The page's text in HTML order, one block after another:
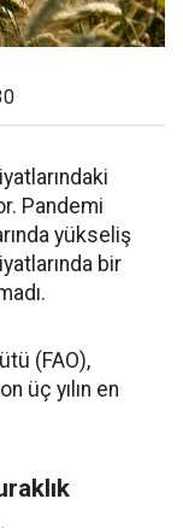
Pandemi
yükseliş
bir
(FAO),
üç yılın en